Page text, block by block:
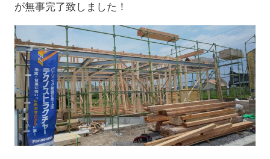
が無事完了致しました！